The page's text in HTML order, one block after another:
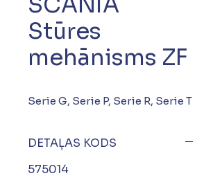
Stūres
mehānisms ZF
Serie G, Serie P, Serie R, Serie T
DETAĻAS KODS
575014